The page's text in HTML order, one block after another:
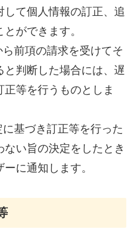
て個人情報の訂正、追
ができます。
前項の請求を受けてそ
判断した場合には、遅
等を行うものとしま
基づき訂正等を行った
い旨の決定をしたとき
に通知します。